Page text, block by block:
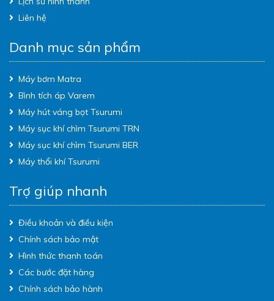
Liên hệ
Danh mục sản phẩm
Máy bơm Matra
Bình tích áp Varem
Máy hút váng bọt Tsurumi
Máy sục khí chìm Tsurumi TRN
Máy sục khí chìm Tsurumi BER
Máy thổi khí Tsurumi
Trợ giúp nhanh
Điều khoản và điều kiện
Chính sách bảo mật
Hình thức thanh toán
Các bước đặt hàng
Chính sách bảo hành